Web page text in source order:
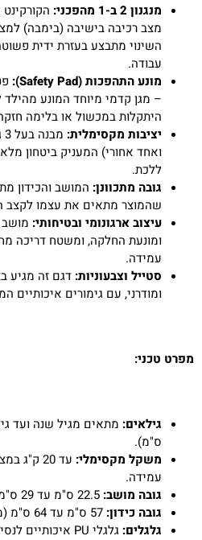
מנגנון 2 ב-1 מהפכני:
מצב רכיבה בישיבה (בימבה)
השינוי מתבצע בעזרת ידית
עבודה.
מונע התהפכות (Safety Pad):
– מגן קדמי מיוחד המונע
היתקלות במכשול או בלימה
יציבות מקסימלית:
ואחד אחורי) המעניק ביטחון
ללכת.
גובה מתכוונן: המושב והכידון
שהמוצר מתאים את עצמו לקצב
עיצוב ארגונומי ובטיחותי: מושב
ומונעת החלקה, ומשטח דריכה
עמידה.
סטייל וצבעוניות: דגם זה מגיע
ומודרני, עם גימורים איכותיים
מפרט טכני:
גילאים:
ס"מ).
משקל מקסימלי:
עמידה.
גובה מושב:
גובה כידון:
גלגלים: גלגלי PU איכותיים לנסיעה חלקה ושקטה.